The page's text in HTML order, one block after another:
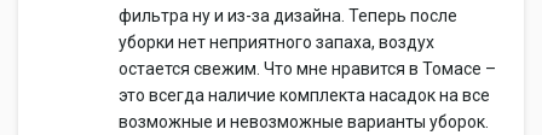
фильтра ну и из-за дизайна. Теперь после
уборки нет неприятного запаха, воздух
остается свежим. Что мне нравится в Томасе –
это всегда наличие комплекта насадок на все
возможные и невозможные варианты уборок.